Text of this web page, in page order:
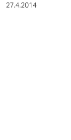
27.4.2014